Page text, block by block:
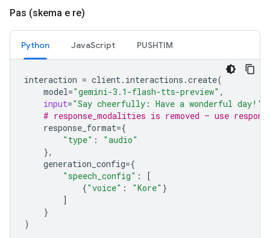
Pas (skema e re)
Python JavaScript PUSHTIM
interaction = client. interactions .create(
model="gemini-3.1-flash-tts-preview" ,
input="Say cheerfully: Have a wonderful day!"
# response_modalities is removed — use
response_format={
"type" :
"audio"
},
generation_config={
"speech_config" :
[
{"voice" : "Kore" }
]
}
)